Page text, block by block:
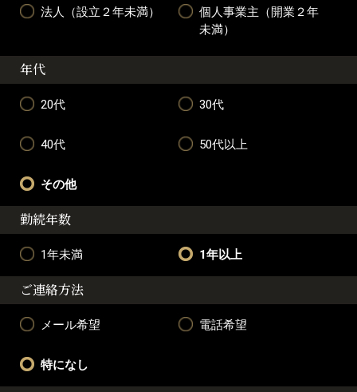
法人（設立２年未満）
個人事業主（開業２年
未満）
年代
20代 30代
40代 50代以上
その他
勤続年数
1年未満 1年以上
ご連絡方法
メール希望 電話希望
特になし